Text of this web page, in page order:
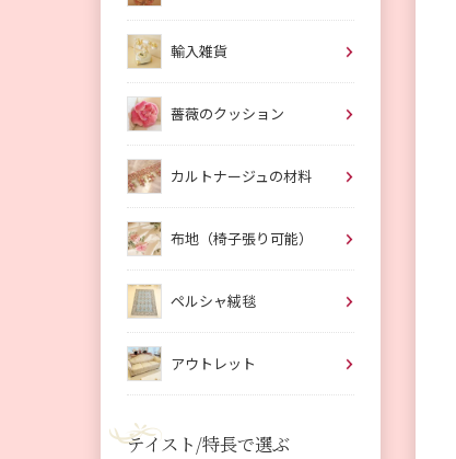
輸入雑貨
薔薇のクッション
カルトナージュの材料
布地（椅子張り可能）
ペルシャ絨毯
アウトレット
テイスト/特長で選ぶ